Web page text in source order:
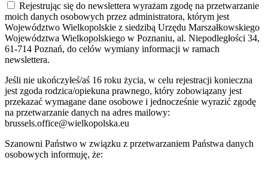
Rejestrując się do newslettera wyrażam zgodę na przetwarzanie
moich danych osobowych przez administratora, którym jest
Województwo Wielkopolskie z siedzibą Urzędu Marszałkowskiego
Województwa Wielkopolskiego w Poznaniu, al. Niepodległości 34,
61-714 Poznań, do celów wymiany informacji w ramach
newslettera.
Jeśli nie ukończyłeś/aś 16 roku życia, w celu rejestracji konieczna
jest zgoda rodzica/opiekuna prawnego, który zobowiązany jest
przekazać wymagane dane osobowe i jednocześnie wyrazić zgodę
na przetwarzanie danych na adres mailowy:
brussels.office@wielkopolska.eu
Szanowni Państwo w związku z przetwarzaniem Państwa danych
osobowych informuję, że: